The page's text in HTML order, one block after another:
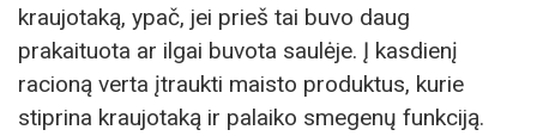
kraujotaką, ypač, jei prieš tai buvo daug
prakaituota ar ilgai buvota saulėje. Į kasdienį
racioną verta įtraukti maisto produktus, kurie
stiprina kraujotaką ir palaiko smegenų funkciją.